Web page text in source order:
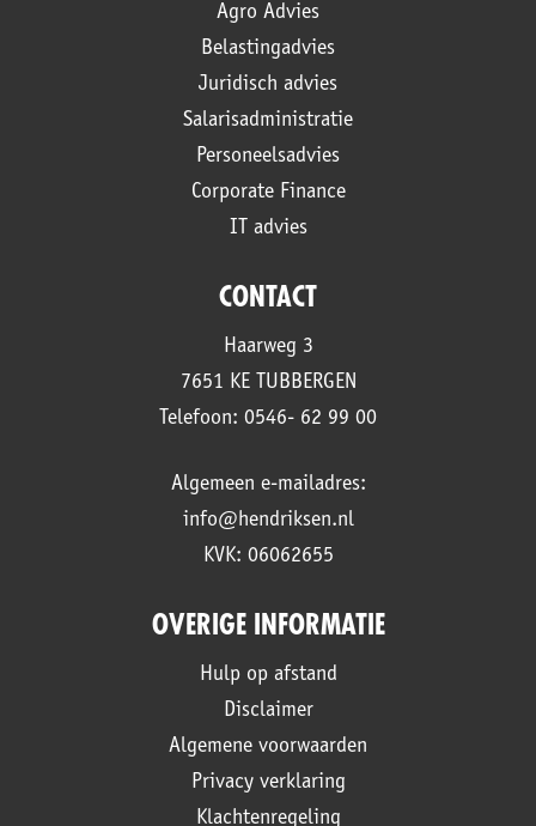
Agro Advies
Belastingadvies
Juridisch advies
Salarisadministratie
Personeelsadvies
Corporate Finance
IT advies
CONTACT
Haarweg 3
7651 KE TUBBERGEN
Telefoon: 0546- 62 99 00
Algemeen e-mailadres:
info@hendriksen.nl
KVK: 06062655
OVERIGE INFORMATIE
Hulp op afstand
Disclaimer
Algemene voorwaarden
Privacy verklaring
Klachtenregeling